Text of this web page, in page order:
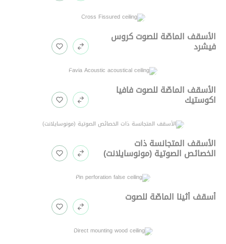
الأسقف الماصّة للصوت كروس
فيشرد
الأسقف الماصّة للصوت فافيا
اكوستيك
الأسقف المتجانسة ذات
الخصائص الصوتية (مونوسايلانت)
أسقف أثينا الماصّة للصوت